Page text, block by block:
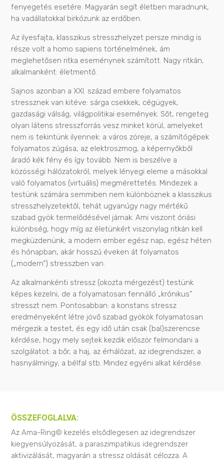
fenyegetés esetére. Magyarán segít életben maradnunk,
ha vadállatokkal birkózunk az erdőben.
Az ilyesfajta, klasszikus stresszhelyzet persze mindig is
része volt a homo sapiens történelmének, ám
meglehetősen ritka eseménynek számított. Nagy ritkán,
alkalmanként: életmentő.
Sajnos azonban a XXI. század embere folyamatos
stressznek van kitéve: sárga csekkek, cégügyek,
gazdasági válság, világpolitikai események. Sőt, rengeteg
olyan látens stresszforrás vesz minket körül, amelyeket
nem is tekintünk ilyennek: a város zöreje, a számítógépek
folyamatos zúgása, az elektroszmog, a képernyőkből
áradó kék fény és így tovább. Nem is beszélve a
közösségi hálózatokról, melyek lényegi eleme a másokkal
való folyamatos (virtuális) megmérettetés. Mindezek a
testünk számára semmiben nem különböznek a klasszikus
stresszhelyzetektől, tehát ugyanúgy nagy mértékű
szabad gyök termelődésével járnak. Ami viszont óriási
különbség, hogy míg az életünkért viszonylag ritkán kell
megküzdenünk, a modern ember egész nap, egész héten
és hónapban, akár hosszú éveken át folyamatos
(„modern”) stresszben van.
Az alkalmankénti stressz (okozta mérgezést) testünk
képes kezelni, de a folyamatosan fennálló „krónikus”
stresszt nem. Pontosabban: a konstans stressz
eredményeként létre jövő szabad gyökök folyamatosan
mérgezik a testet, és egy idő után csak (bal)szerencse
kérdése, hogy mely sejtek kezdik először felmondani a
szolgálatot: a bőr, a haj, az érhálózat, az idegrendszer, a
hasnyálmirigy, a bélfal stb. Mindez egyéni alkat kérdése.
ÖSSZEFOGLALVA:
Az Ama-Ring© kezelés elsődlegesen az idegrendszer
kiegyensúlyozását, a paraszimpatikus idegrendszer
aktivizálását, magyarán a stressz oldását célozza. A